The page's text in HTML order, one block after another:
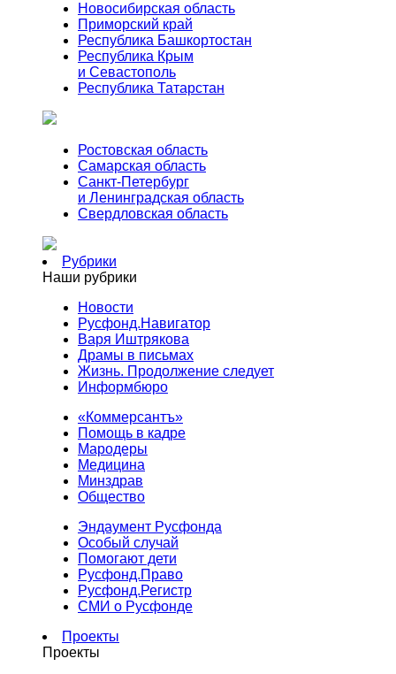
Новосибирская область
Приморский край
Республика Башкортостан
Республика Крым
и Севастополь
Республика Татарстан
Ростовская область
Самарская область
Санкт-Петербург
и Ленинградская область
Свердловская область
Рубрики
Наши рубрики
Новости
Русфонд.Навигатор
Варя Иштрякова
Драмы в письмах
Жизнь. Продолжение следует
Информбюро
«Коммерсантъ»
Помощь в кадре
Мародеры
Медицина
Минздрав
Общество
Эндаумент Русфонда
Особый случай
Помогают дети
Русфонд.Право
Русфонд.Регистр
СМИ о Русфонде
Проекты
Проекты